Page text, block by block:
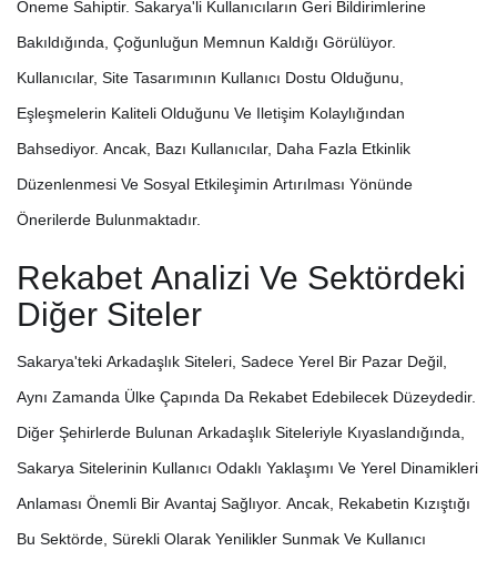
Öneme Sahiptir. Sakarya'li Kullanıcıların Geri Bildirimlerine
Bakıldığında, Çoğunluğun Memnun Kaldığı Görülüyor.
Kullanıcılar, Site Tasarımının Kullanıcı Dostu Olduğunu,
Eşleşmelerin Kaliteli Olduğunu Ve Iletişim Kolaylığından
Bahsediyor. Ancak, Bazı Kullanıcılar, Daha Fazla Etkinlik
Düzenlenmesi Ve Sosyal Etkileşimin Artırılması Yönünde
Önerilerde Bulunmaktadır.
Rekabet Analizi Ve Sektördeki
Diğer Siteler
Sakarya'teki Arkadaşlık Siteleri, Sadece Yerel Bir Pazar Değil,
Aynı Zamanda Ülke Çapında Da Rekabet Edebilecek Düzeydedir.
Diğer Şehirlerde Bulunan Arkadaşlık Siteleriyle Kıyaslandığında,
Sakarya Sitelerinin Kullanıcı Odaklı Yaklaşımı Ve Yerel Dinamikleri
Anlaması Önemli Bir Avantaj Sağlıyor. Ancak, Rekabetin Kızıştığı
Bu Sektörde, Sürekli Olarak Yenilikler Sunmak Ve Kullanıcı